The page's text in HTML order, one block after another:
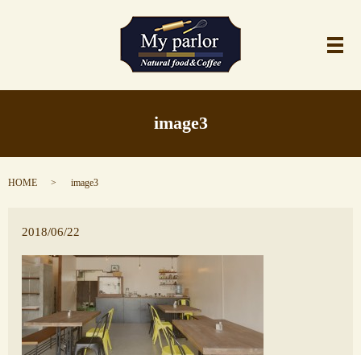
メ
image3
HOME image3
2018/06/22